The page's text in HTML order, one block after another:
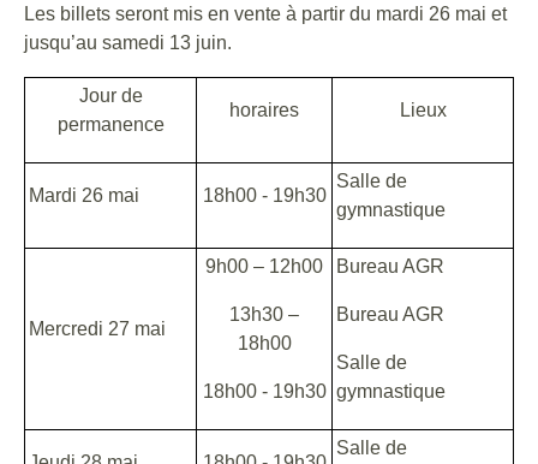
Les billets seront mis en vente à partir du mardi 26 mai et
jusqu’au samedi 13 juin.
Jour de
permanence
horaires Lieux
Mardi 26 mai 18h00 - 19h30
Salle de
gymnastique
Mercredi 27 mai
9h00 – 12h00
13h30 –
18h00
18h00 - 19h30
Bureau AGR
Bureau AGR
Salle de
gymnastique
Salle de